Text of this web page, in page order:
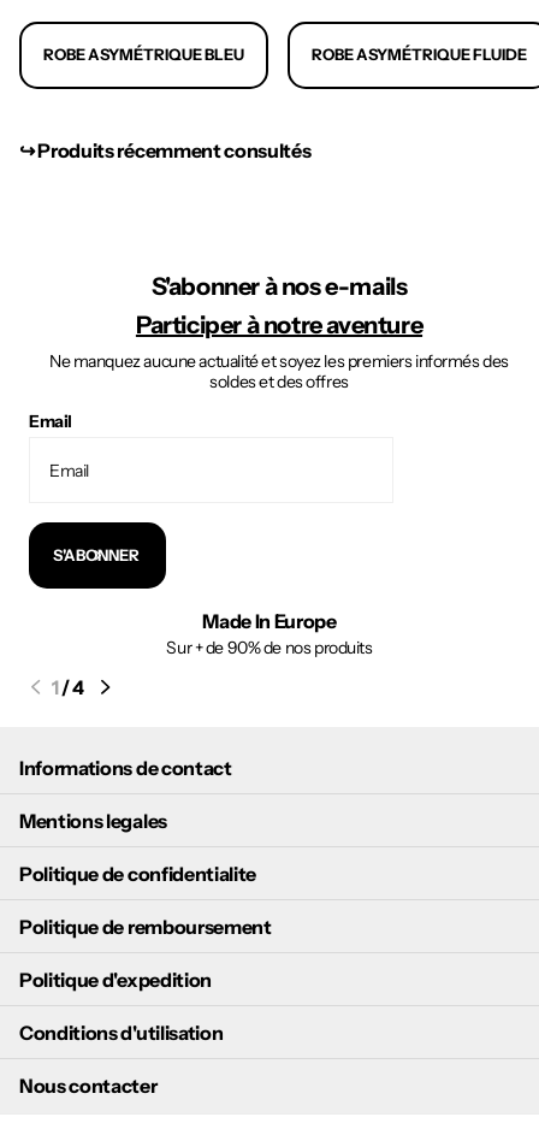
ROBE ASYMÉTRIQUE BLEU ROBE ASYMÉTRIQUE FLUIDE
↪︎ Produits récemment consultés
S'abonner à nos e-mails
Participer à notre aventure
Ne manquez aucune actualité et soyez les premiers informés des
soldes et des offres
Email
S'ABONNER
Made In Europe
Sur + de 90% de nos produits
1/4
Informations de contact
Mentions legales
Politique de confidentialite
Politique de remboursement
Politique d'expedition
Conditions d'utilisation
Nous contacter